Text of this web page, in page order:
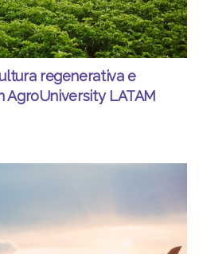
regenerativa e
AgroUniversity LATAM